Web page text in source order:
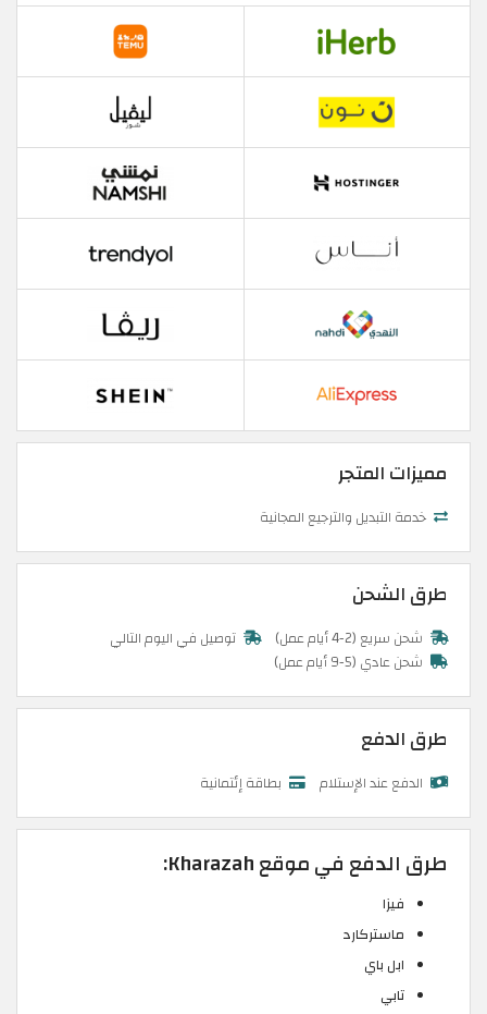
مميزات المتجر
خدمة التبديل والترجيع المجانية
طرق الشحن
شحن سريع (2-4 أيام عمل)
توصيل في اليوم التالي
شحن عادي (5-9 أيام عمل)
طرق الدفع
الدفع عند الإستلام بطاقة إئتمانية
طرق الدفع في موقع Kharazah:
فيزا
ماستركارد
ابل باي
تابي